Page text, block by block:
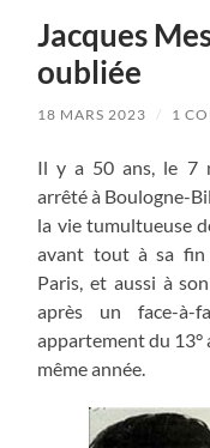
Jacques
oubliée
18 MARS 2023 / 1
Il y a 50 ans, le 7
arrêté à Boulogne-
la vie tumultueuse
avant tout à sa fin
Paris, et aussi à
après un face-à-
appartement du 13°
même année.